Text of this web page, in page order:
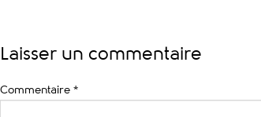
Laisser un commentaire
Commentaire *